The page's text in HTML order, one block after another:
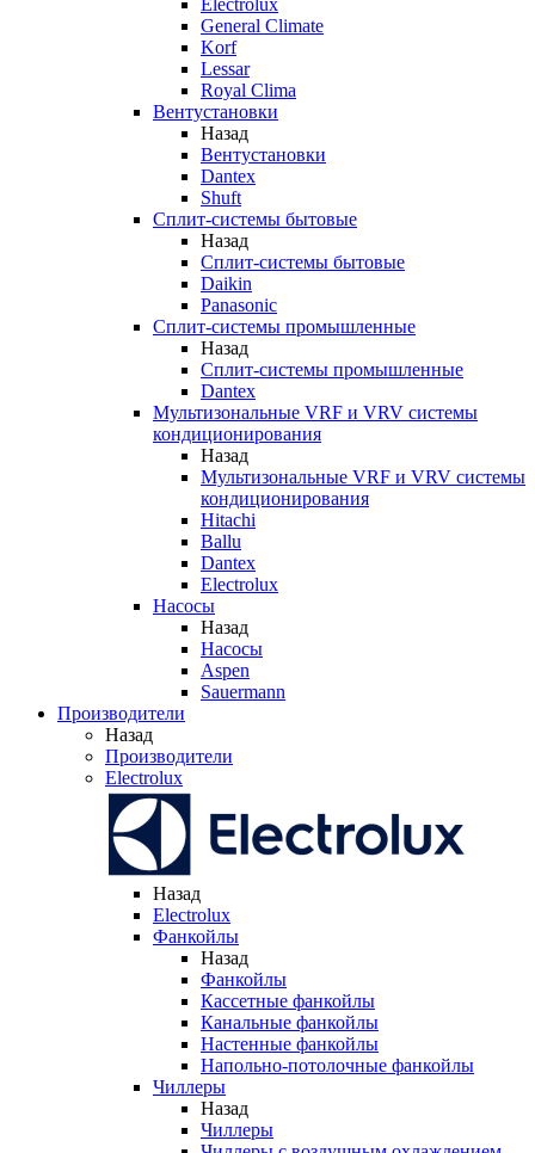
Electrolux
General Climate
Korf
Lessar
Royal Clima
Вентустановки
Назад
Вентустановки
Dantex
Shuft
Сплит-системы бытовые
Назад
Сплит-системы бытовые
Daikin
Panasonic
Сплит-системы промышленные
Назад
Сплит-системы промышленные
Dantex
Мультизональные VRF и VRV системы
кондиционирования
Назад
Мультизональные VRF и VRV системы
кондиционирования
Hitachi
Ballu
Dantex
Electrolux
Насосы
Назад
Насосы
Aspen
Sauermann
Производители
Назад
Производители
Electrolux
Назад
Electrolux
Фанкойлы
Назад
Фанкойлы
Кассетные фанкойлы
Канальные фанкойлы
Настенные фанкойлы
Напольно-потолочные фанкойлы
Чиллеры
Назад
Чиллеры